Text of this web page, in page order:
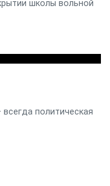
школы вольной
0
политическая